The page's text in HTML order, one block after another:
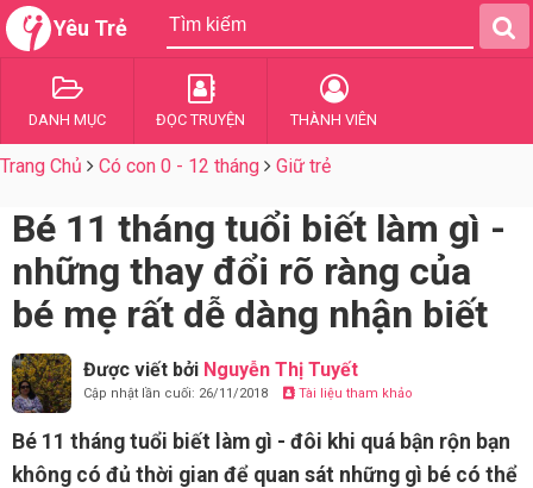
Yêu Trẻ
DANH MỤC ĐỌC TRUYỆN THÀNH VIÊN
Trang Chủ Có con 0 - 12 tháng Giữ trẻ
Bé 11 tháng tuổi biết làm gì -
những thay đổi rõ ràng của
bé mẹ rất dễ dàng nhận biết
Được viết bởi Nguyễn Thị Tuyết
Cập nhật lần cuối: 26/11/2018 Tài liệu tham khảo
Bé 11 tháng tuổi biết làm gì - đôi khi quá bận rộn bạn
không có đủ thời gian để quan sát những gì bé có thể